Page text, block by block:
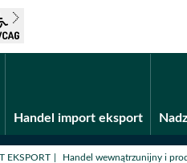
Handel import eksport
EKSPORT /Handel wewnątrzunijny i